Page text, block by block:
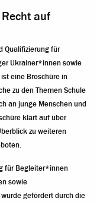
auf
Qualifizierung für
Ukrainer*innen sowie
eine Broschüre in
zu den Themen Schule
an junge Menschen und
klärt auf über
zu weiteren
für Begleiter*innen
sowie
gefördert durch die